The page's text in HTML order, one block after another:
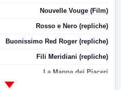
Nouvelle Vouge (Film)
Rosso e Nero (repliche)
Buonissimo Red Roger (repliche)
Fili Meridiani (repliche)
La Mappa dei Piaceri